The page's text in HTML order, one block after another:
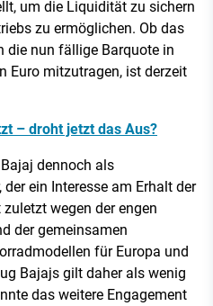
um die Liquidität zu sichern
zu ermöglichen. Ob das
die nun fällige Barquote in
Euro mitzutragen, ist derzeit
– droht jetzt das Aus?
dennoch als
ein Interesse am Erhalt der
wegen der engen
der gemeinsamen
für Europa und
Bajajs gilt daher als wenig
das weitere Engagement